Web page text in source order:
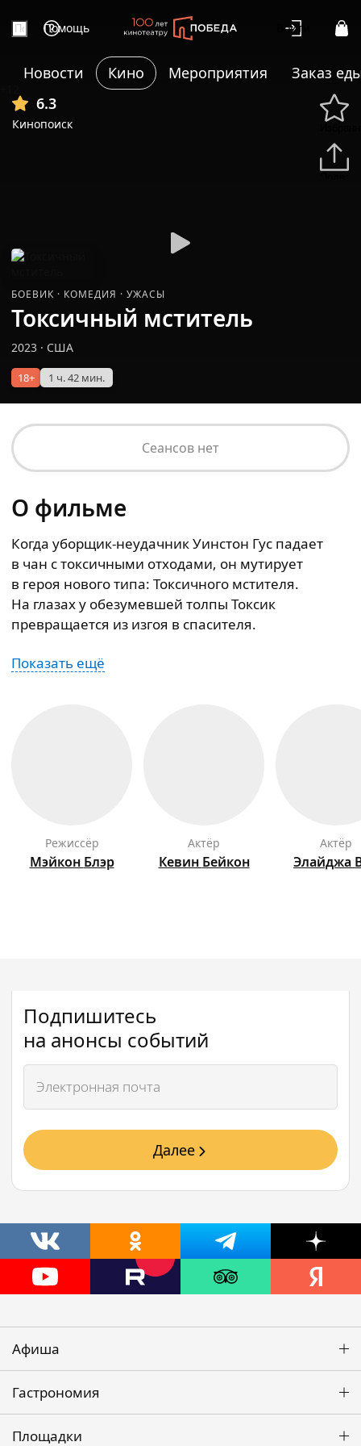
Помощь Войти
Новости Кино Мероприятия
Заказ
6.3
Кинопоиск
БОЕВИК · КОМЕДИЯ · УЖАСЫ
Токсичный мститель
2023 · США
18+ 1 ч. 42 мин.
Сеансов нет
О фильме
Когда уборщик-неудачник Уинстон Гус падает
в чан с токсичными отходами, он мутирует
в героя нового типа: Токсичного мстителя.
На глазах у обезумевшей толпы Токсик
превращается из изгоя в спасителя.
Показать ещё
режиссёр
Мэйкон Блэр
актёр
Кевин Бейкон
актёр
Элайджа
Подпишитесь
на анонсы событий
Далее
Афиша
Гастрономия
Площадки